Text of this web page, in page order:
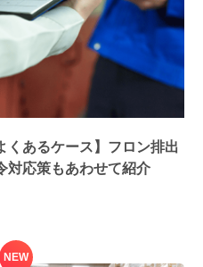
くあるケース】フロン排出
対応策もあわせて紹介
NEW